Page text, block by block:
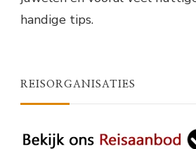
handige tips.
REISORGANISATIES